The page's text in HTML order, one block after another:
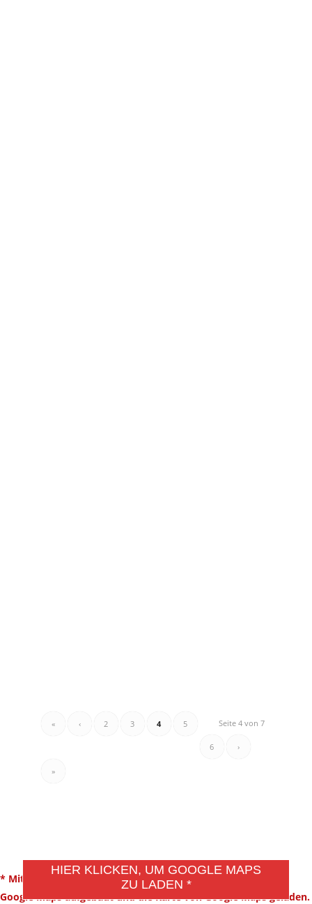
Seite 4 von 7
« ‹ 2 3 4 5
6 ›
»
HIER KLICKEN, UM GOOGLE MAPS
ZU LADEN *
* Mit dem Klick auf diesen Button wird eine Verbindung zu
Google Maps aufgebaut und die Karte von Google Maps geladen.